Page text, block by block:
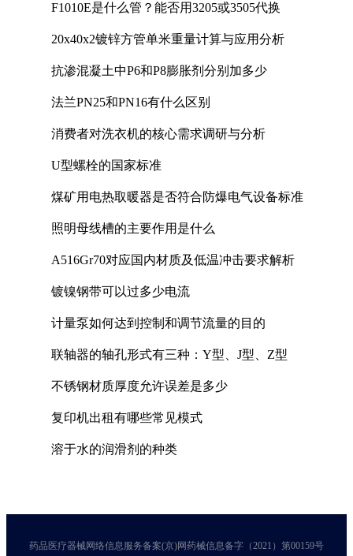
F1010E是什么管？能否用3205或3505代换
20x40x2镀锌方管单米重量计算与应用分析
抗渗混凝土中P6和P8膨胀剂分别加多少
法兰PN25和PN16有什么区别
消费者对洗衣机的核心需求调研与分析
U型螺栓的国家标准
煤矿用电热取暖器是否符合防爆电气设备标准
照明母线槽的主要作用是什么
A516Gr70对应国内材质及低温冲击要求解析
镀镍钢带可以过多少电流
计量泵如何达到控制和调节流量的目的
联轴器的轴孔形式有三种：Y型、J型、Z型
不锈钢材质厚度允许误差是多少
复印机出租有哪些常见模式
溶于水的润滑剂的种类
药品医疗器械网络信息服务备案(京)网药械信息备字（2021）第00159号